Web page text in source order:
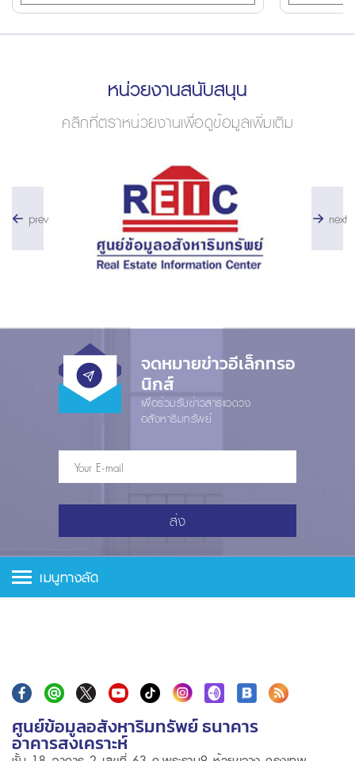
หน่วยงานสนับสนุน
คลิกที่ตราหน่วยงานเพื่อดูข้อมูลเพิ่มเติม
prev next
จดหมายข่าวอีเล็กทรอ
นิกส์
เพื่อร่วมรับข่าวสารแวดวง
อสังหาริมทรัพย์
ส่ง
เมนูทางลัด
ศูนย์ข้อมูลอสังหาริมทรัพย์ ธนาคาร
อาคารสงเคราะห์